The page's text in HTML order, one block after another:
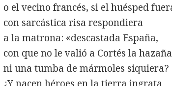
o el vecino francés, si el huésped
con sarcástica risa respondiera
a la matrona: «descastada España,
con que no le valió a Cortés la hazaña
ni una tumba de mármoles siquiera?
¿Y nacen héroes en la tierra ingrata